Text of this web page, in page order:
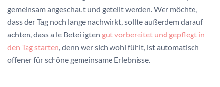
gemeinsam angeschaut und geteilt werden. Wer möchte,
dass der Tag noch lange nachwirkt, sollte außerdem darauf
achten, dass alle Beteiligten gut vorbereitet und gepflegt in
den Tag starten, denn wer sich wohl fühlt, ist automatisch
offener für schöne gemeinsame Erlebnisse.